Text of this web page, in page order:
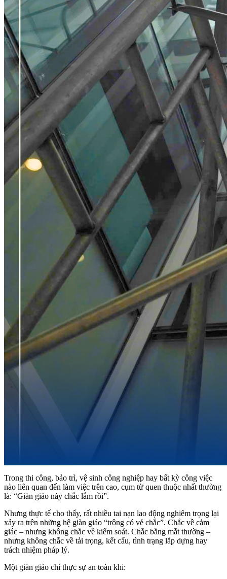
Trong thi công, bảo trì, vệ sinh công nghiệp hay bất kỳ công việc
nào liên quan đến làm việc trên cao, cụm từ quen thuộc nhất thường
là: “Giàn giáo này chắc lắm rồi”.
Nhưng thực tế cho thấy, rất nhiều tai nạn lao động nghiêm trọng lại
xảy ra trên những hệ giàn giáo “trông có vẻ chắc”. Chắc về cảm
giác – nhưng không chắc về kiểm soát. Chắc bằng mắt thường –
nhưng không chắc về tải trọng, kết cấu, tình trạng lắp dựng hay
trách nhiệm pháp lý.
Một giàn giáo chỉ thực sự an toàn khi: